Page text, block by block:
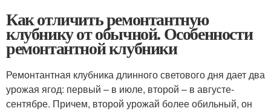
Как отличить ремонтантную
клубнику от обычной. Особенности
ремонтантной клубники
Ремонтантная клубника длинного светового дня дает два
урожая ягод: первый – в июле, второй – в августе-
сентябре. Причем, второй урожай более обильный, он